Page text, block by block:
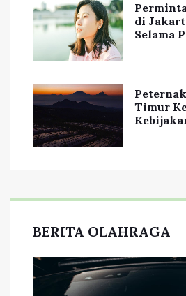
di
Selama
Timur
BERITA OLAHRAGA